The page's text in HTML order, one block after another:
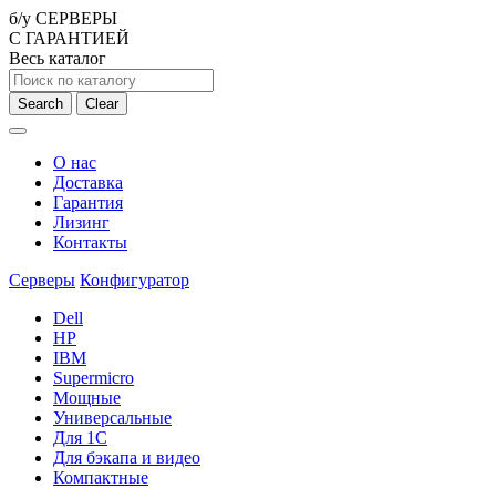
б/у СЕРВЕРЫ
С ГАРАНТИЕЙ
Весь каталог
Search Clear
О нас
Доставка
Гарантия
Лизинг
Контакты
Серверы Конфигуратор
Dell
HP
IBM
Supermicro
Мощные
Универсальные
Для 1С
Для бэкапа и видео
Компактные